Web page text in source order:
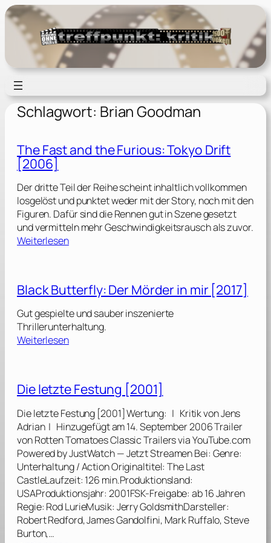
Zum
Inhalt
springen
Schlagwort: Brian Goodman
The Fast and the Furious: Tokyo Drift
[2006]
Der dritte Teil der Reihe scheint inhaltlich vollkommen
losgelöst und punktet weder mit der Story, noch mit den
Figuren. Dafür sind die Rennen gut in Szene gesetzt
und vermitteln mehr Geschwindigkeitsrausch als zuvor.
Weiterlesen:
F
s
t
a
t
h
e
F
u
r
i
o
u
s
:
Black Butterfly: Der Mörder in mir [2017]
Gut gespielte und sauber inszenierte
Thrillerunterhaltung.
Weiterlesen:
c
B
u
t
t
e
r
f
l
y
Die letzte Festung [2001]
Die letzte Festung [2001] Wertung: | Kritik von Jens
Adrian | Hinzugefügt am 14. September 2006 Trailer
von Rotten Tomatoes Classic Trailers via YouTube.com
Powered by JustWatch — Jetzt Streamen Bei: Genre:
Unterhaltung / Action Originaltitel: The Last
CastleLaufzeit: 126 min.Produktionsland:
USAProduktionsjahr: 2001FSK-Freigabe: ab 16 Jahren
Regie: Rod LurieMusik: Jerry GoldsmithDarsteller:
Robert Redford, James Gandolfini, Mark Ruffalo, Steve
Burton,…